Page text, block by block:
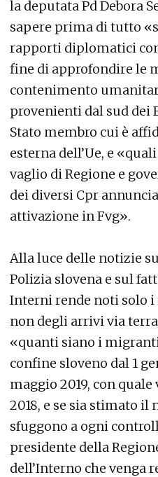
la deputata Pd Debora
sapere prima di tutto
rapporti diplomatici
fine di approfondire le
contenimento
provenienti dal sud dei
Stato membro cui è
esterna dell’Ue, e
vaglio di Regione e
dei diversi Cpr
attivazione in Fvg».
Alla luce delle notizie
Polizia slovena e sul
Interni rende noti solo i
non degli arrivi via
«quanti siano i
confine sloveno dal 1
maggio 2019, con
2018, e se sia stimato
sfuggono a ogni
presidente della
dell’Interno che venga